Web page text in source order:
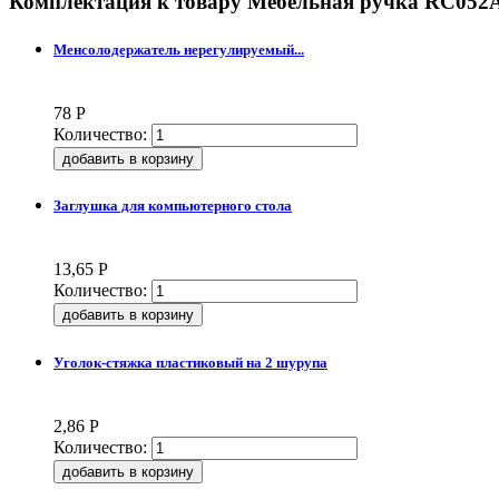
Менсолодержатель нерегулируемый...
78 Р
Количество:
Заглушка для компьютерного стола
13,65 Р
Количество:
Уголок-стяжка пластиковый на 2 шурупа
2,86 Р
Количество: